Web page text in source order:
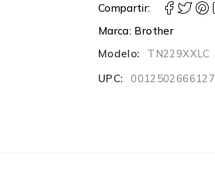
Compartir:
Marca: Brother
Modelo:
TN229XXLC
UPC:
0012502666127